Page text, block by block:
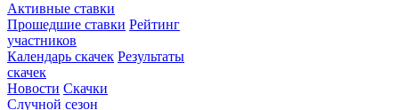
Активные ставки
Прошедшие ставки Рейтинг
участников
Календарь скачек Результаты
скачек
Новости Скачки
Случной сезон